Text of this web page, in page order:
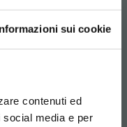
sui cookie
contenuti ed
social media e per